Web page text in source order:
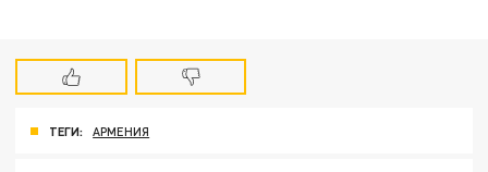
ТЕГИ: АРМЕНИЯ